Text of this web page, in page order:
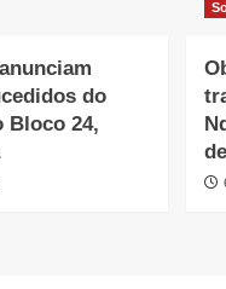
do
Bloco 24,